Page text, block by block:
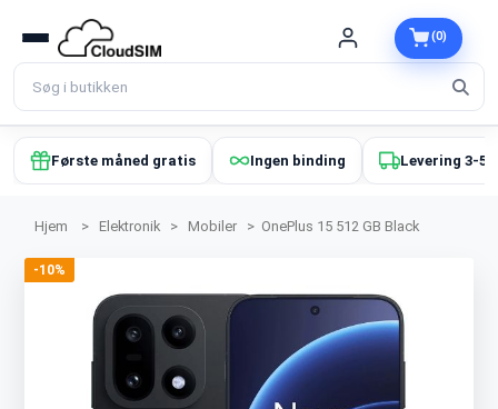
(0)
Første måned gratis Ingen binding Levering 3-5
Hjem > Elektronik > Mobiler > OnePlus 15 512 GB Black
-10%